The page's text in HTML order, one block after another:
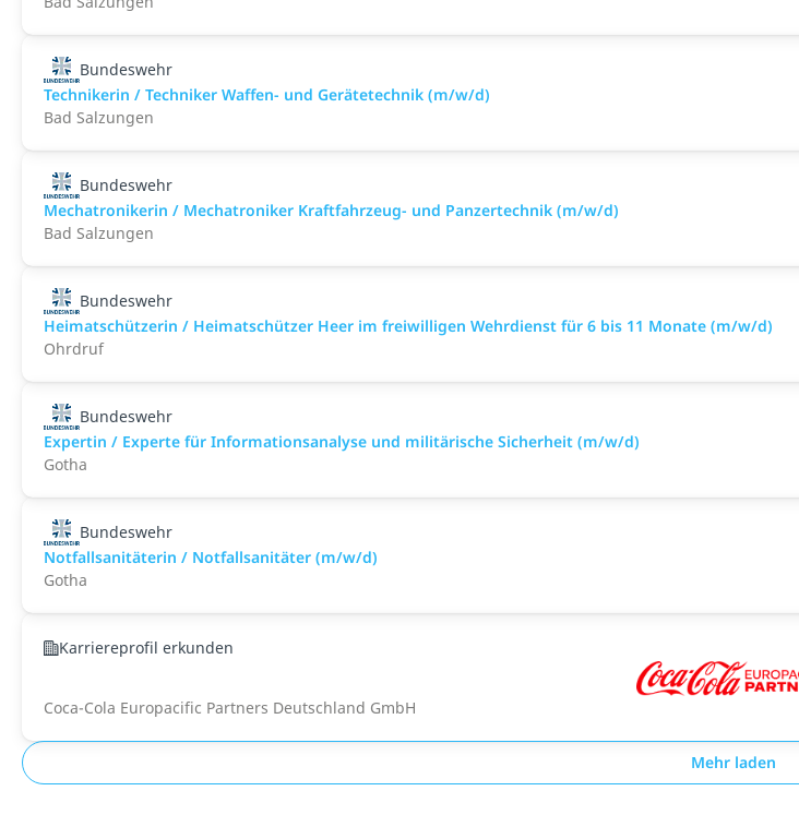
Bundeswehr
Technikerin / Techniker Waffen- und Gerätetechnik (m/w/d)
Bad Salzungen
Bundeswehr
Mechatronikerin / Mechatroniker Kraftfahrzeug- und Panzertechnik (m/w/d)
Bad Salzungen
Bundeswehr
Heimatschützerin / Heimatschützer Heer im freiwilligen Wehrdienst für 6 bis 11 Monate (m/w/d)
Ohrdruf
Bundeswehr
Expertin / Experte für Informationsanalyse und militärische Sicherheit (m/w/d)
Gotha
Bundeswehr
Notfallsanitäterin / Notfallsanitäter (m/w/d)
Gotha
Karriereprofil erkunden
Coca-Cola Europacific Partners Deutschland GmbH
Mehr laden